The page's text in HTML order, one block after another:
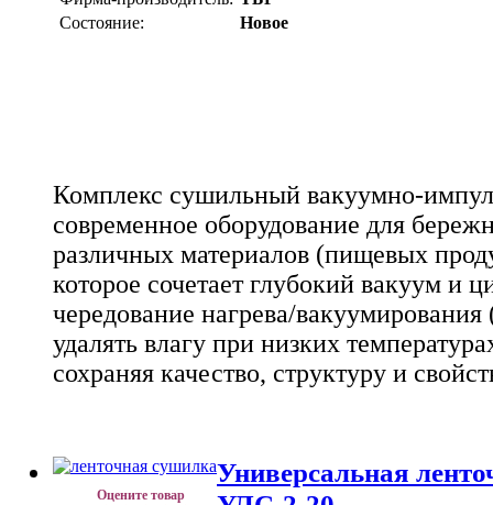
Состояние:
Новое
Комплекс сушильный вакуумно-
современное оборудование для
различных материалов (пищевых
которое сочетает глубокий вакуум и
чередование нагрева/
удалять влагу при низких
сохраняя качество, структуру и
Оцените товар
Универсальная